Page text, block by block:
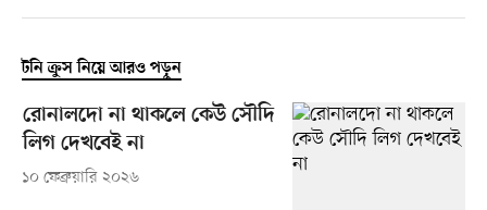
টনি ক্রুস নিয়ে আরও পড়ুন
রোনালদো না থাকলে কেউ সৌদি
লিগ দেখবেই না
১০ ফেব্রুয়ারি ২০২৬